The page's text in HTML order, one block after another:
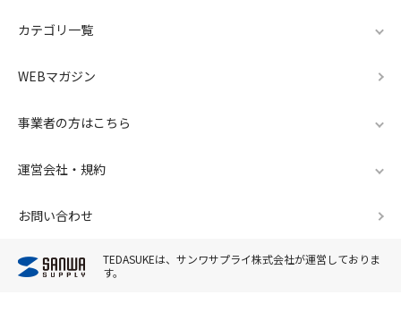
カテゴリ一覧
WEBマガジン
事業者の方はこちら
運営会社・規約
お問い合わせ
TEDASUKEは、サンワサプライ株式会社が運営しておりま
す。